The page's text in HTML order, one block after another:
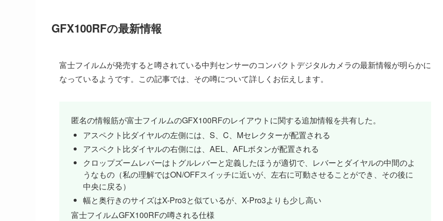
GFX100RFの最新情報
富士フイルムが発売すると噂されている中判センサーのコンパクトデジタルカメラの最新情報が明らかに
なっているようです。この記事では、その噂について詳しくお伝えします。
匿名の情報筋が富士フイルムのGFX100RFのレイアウトに関する追加情報を共有した。
アスペクト比ダイヤルの左側には、S、C、Mセレクターが配置される
アスペクト比ダイヤルの右側には、AEL、AFLボタンが配置される
クロップズームレバーはトグルレバーと定義したほうが適切で、レバーとダイヤルの中間のよ
うなもの（私の理解ではON/OFFスイッチに近いが、左右に可動させることができ、その後に
中央に戻る）
幅と奥行きのサイズはX-Pro3と似ているが、X-Pro3よりも少し高い
富士フイルムGFX100RFの噂される仕様